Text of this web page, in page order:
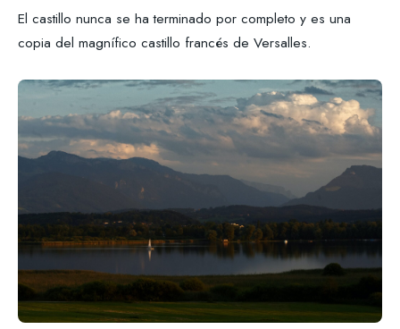
El castillo nunca se ha terminado por completo y es una
copia del magnífico castillo francés de Versalles.